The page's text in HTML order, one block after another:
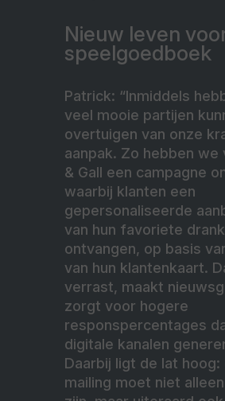
Nieuw leven
speelgoedboek
Patrick: “Inmiddels
veel mooie partijen
overtuigen van onze
aanpak. Zo hebben we
& Gall een campagne
waarbij klanten een
gepersonaliseerde
van hun favoriete drank
ontvangen, op basis
van hun klantenkaart.
verrast, maakt
zorgt voor hogere
responspercentages
digitale kanalen
Daarbij ligt de lat hoog:
mailing moet niet